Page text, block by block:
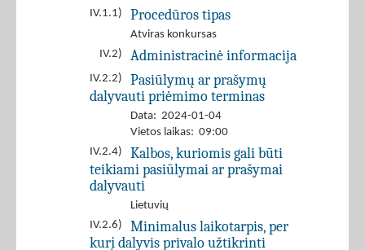
IV.1.1) Procedūros tipas
Atviras konkursas
IV.2)
Administracinė informacija
IV.2.2)
Pasiūlymų ar prašymų
dalyvauti priėmimo terminas
Data: 2024-01-04
Vietos laikas: 09:00
IV.2.4)
Kalbos, kuriomis gali būti
teikiami pasiūlymai ar prašymai
dalyvauti
Lietuvių
IV.2.6)
Minimalus laikotarpis, per
kurį dalyvis privalo užtikrinti